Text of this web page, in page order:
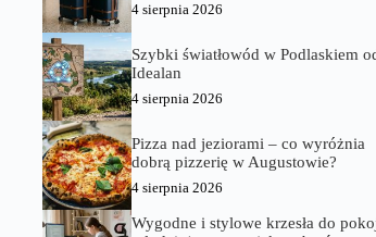
4 sierpnia 2026
Szybki światłowód w Podlaskiem
Idealan
4 sierpnia 2026
Pizza nad jeziorami – co wyróżnia
dobrą pizzerię w Augustowie?
4 sierpnia 2026
Wygodne i stylowe krzesła do